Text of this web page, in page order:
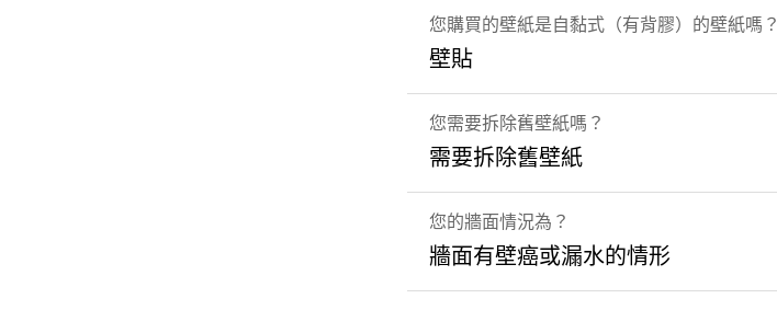
您購買的壁紙是自黏式（有背膠）的壁紙嗎？
壁貼
您需要拆除舊壁紙嗎？
需要拆除舊壁紙
您的牆面情況為？
牆面有壁癌或漏水的情形